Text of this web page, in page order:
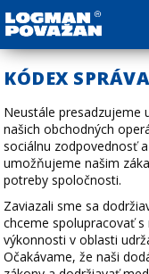
KÓDEX
Neustále presadzujeme
našich obchodných
sociálnu zodpovednosť
umožňujeme našim
potreby spoločnosti.
Zaviazali sme sa
chceme spolupracovať
výkonnosti v oblasti
Očakávame, že naši